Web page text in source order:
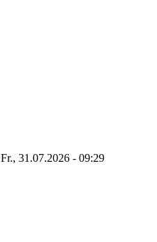
Fr., 31.07.2026 - 09:29